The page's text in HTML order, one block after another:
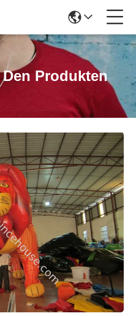
Produkten